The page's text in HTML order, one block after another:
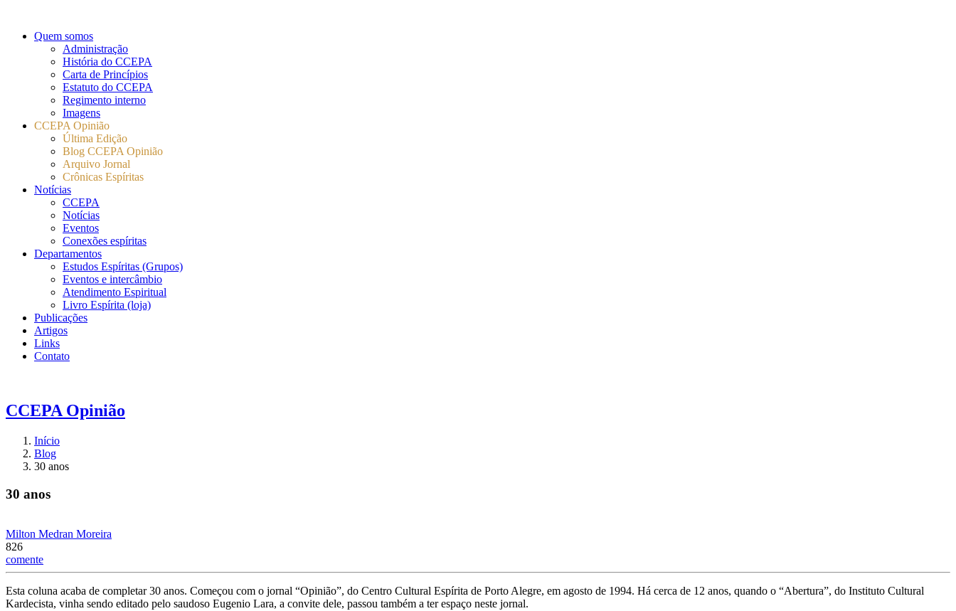
Quem somos
Administração
História do CCEPA
Carta de Princípios
Estatuto do CCEPA
Regimento interno
Imagens
CCEPA Opinião
Última Edição
Blog CCEPA Opinião
Arquivo Jornal
Crônicas Espíritas
Notícias
CCEPA
Notícias
Eventos
Conexões espíritas
Departamentos
Estudos Espíritas (Grupos)
Eventos e intercâmbio
Atendimento Espiritual
Livro Espírita (loja)
Publicações
Artigos
Links
Contato
CCEPA Opinião
Início
Blog
30 anos
30 anos
Milton Medran Moreira
826
comente
Esta coluna acaba de completar 30 anos. Começou com o jornal “Opinião”, do Centro Cultural Espírita de Porto Alegre, em agosto de 1994. Há cerca de 12 anos, quando o “Abertura”, do Instituto Cultural
Kardecista, vinha sendo editado pelo saudoso Eugenio Lara, a convite dele, passou também a ter espaço neste jornal.